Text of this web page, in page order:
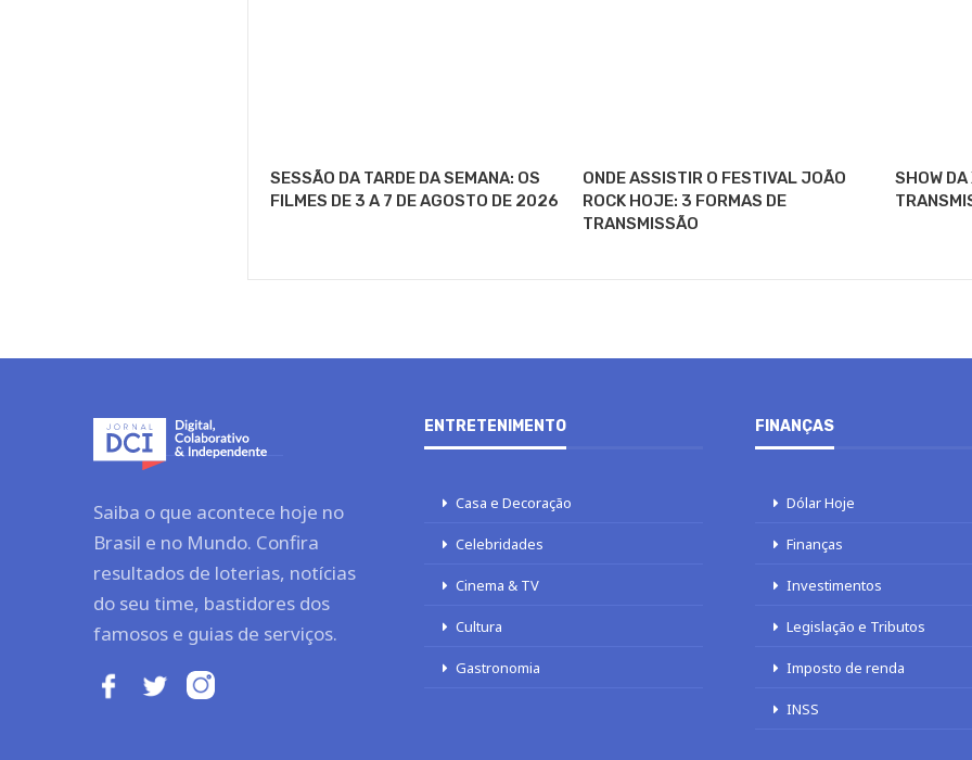
SESSÃO DA TARDE DA SEMANA: OS
FILMES DE 3 A 7 DE AGOSTO DE 2026
ONDE ASSISTIR O FESTIVAL JOÃO
ROCK HOJE: 3 FORMAS DE
TRANSMISSÃO
SHOW
Saiba o que acontece hoje no
Brasil e no Mundo. Confira
resultados de loterias, notícias
do seu time, bastidores dos
famosos e guias de serviços.
ENTRETENIMENTO
Casa e Decoração
Celebridades
Cinema & TV
Cultura
Gastronomia
FINANÇAS
Dólar Hoje
Finanças
Investimentos
Legislação e Tributos
Imposto de renda
INSS